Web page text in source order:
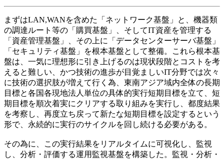
まずはLAN,WANを含めた「ネットワーク基盤」と、機器類
の調達ルート等の「購買基盤」、そしてIT資産を管理する
「資産管理基盤」、その上に「データセンターサーバ基盤」
「セキュリティ基盤」を根本基盤として整備。これら根本基
盤は、一気に理想形に引き上げるのは現状段階とコストを考
えると難しい、かつ技術の進歩が目覚ましいIT分野では次々
に技術の選択肢が増えて行く為、東南アジア域内全体の長期
目標と各国各現地法人単位の具体的実行短期目標を立て、短
期目標を順次着実にクリアする取り組みを実行し、都度結果
を考察し、再度立ち戻って新たな短期目標を設定するという
形で、永続的に実行のサイクルを回し続ける必要がある。
その為に、この実行結果をリアルタイムに可視化し、監視
し、分析・評価する運用監視基盤を構築した。監視・分析・